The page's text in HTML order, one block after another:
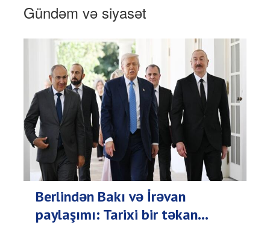
Gündəm və siyasət
Berlindən Bakı və İrəvan
paylaşımı: Tarixi bir təkan...